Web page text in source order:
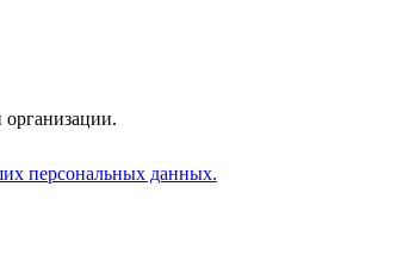
персональных данных.